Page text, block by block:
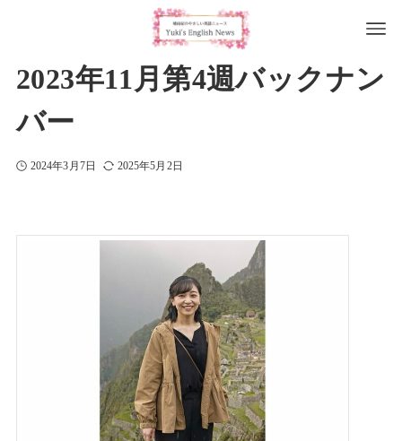
2023年11月第4週バックナン
バー
2024年3月7日 2025年5月2日